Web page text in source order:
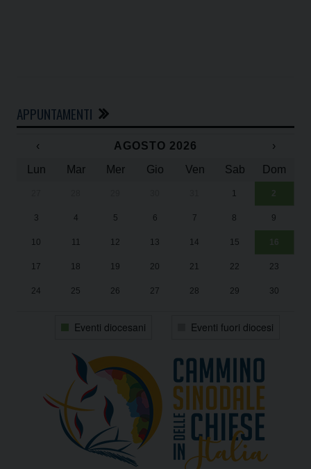
APPUNTAMENTI
‹ AGOSTO 2026
›
Lun
Mar Mer Gio Ven Sab Dom
1 2
3 4 5 6 7 8 9
10 11 12 13 14 15 16
17 18 19 20 21 22 23
24 25 26 27 28 29 30
Eventi diocesani Eventi fuori diocesi